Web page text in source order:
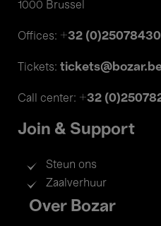
1000 Brussel
Offices: +32 (0)25078430
Tickets:
Call center: +32
Join & Support
Steun ons
Zaalverhuur
Footer
menu
Over Bozar